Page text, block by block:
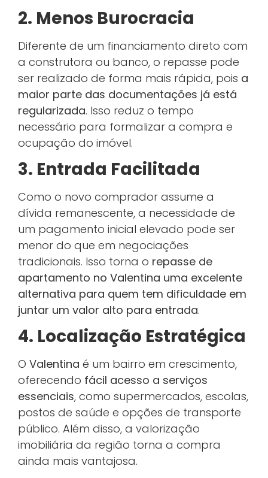
2. Menos Burocracia
Diferente de um financiamento direto com
a construtora ou banco, o repasse pode
ser realizado de forma mais rápida, pois a
maior parte das documentações já está
regularizada. Isso reduz o tempo
necessário para formalizar a compra e
ocupação do imóvel.
3. Entrada Facilitada
Como o novo comprador assume a
dívida remanescente, a necessidade de
um pagamento inicial elevado pode ser
menor do que em negociações
tradicionais. Isso torna o repasse de
apartamento no Valentina uma excelente
alternativa para quem tem dificuldade em
juntar um valor alto para entrada.
4. Localização Estratégica
O Valentina é um bairro em crescimento,
oferecendo fácil acesso a serviços
essenciais, como supermercados, escolas,
postos de saúde e opções de transporte
público. Além disso, a valorização
imobiliária da região torna a compra
ainda mais vantajosa.